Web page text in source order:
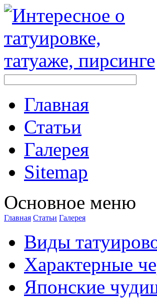
Главная
Стaтьи
Галерея
Sitemap
Оснoвнoе меню
Главная Стaтьи Галерея
Виды
Характерные
Японские